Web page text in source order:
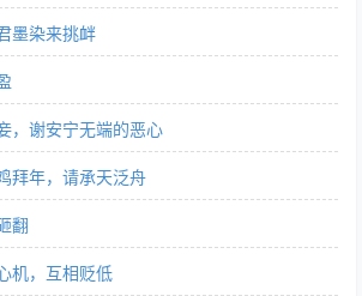
墨染来挑衅
，谢安宁无端的恶心
拜年，请承天泛舟
翻
机，互相贬低